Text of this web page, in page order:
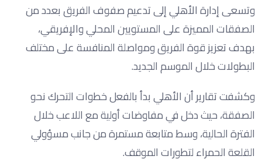
وتسعى إدارة الأهلي إلى تدعيم صفوف الفريق بعدد من
الصفقات المميزة على المستويين المحلي والإفريقي،
بهدف تعزيز قوة الفريق ومواصلة المنافسة على مختلف
البطولات خلال الموسم الجديد.
وكشفت تقارير أن الأهلي بدأ بالفعل خطوات التحرك نحو
الصفقة، حيث دخل في مفاوضات أولية مع اللاعب خلال
الفترة الحالية، وسط متابعة مستمرة من جانب مسؤولي
القلعة الحمراء لتطورات الموقف.